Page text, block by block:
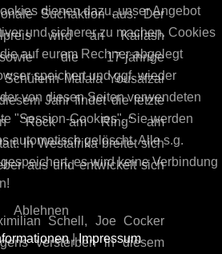
Suchaktion aus. Der
wird an Kailash
die 17-jährige
Schülerin Malala Yousafzai
Jahr findet die letzte
"Rock am Ring" am
In Westafrika breitet sich
aus und entwickelt sich
Schell, Joe Cocker
versterben in diesem
dienen dazu, unser Angebot
und sicherer zu machen. Cookies
auf eurem Rechner abgelegt
speichert und ggf. wieder
von diesen Seiten verwendeten
"Session-Cookies". Sie werden
automatisch gelöscht. Alle s.g.
es wird keine Verbindung
Ablehnen
|Impressum